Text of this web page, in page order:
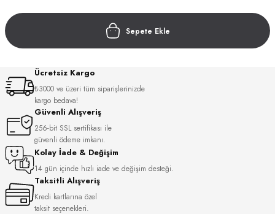
Sepete Ekle
Ücretsiz Kargo
₺3000 ve üzeri tüm siparişlerinizde
kargo bedava!
Güvenli Alışveriş
256-bit SSL sertifikası ile
güvenli ödeme imkanı.
Kolay İade & Değişim
14 gün içinde hızlı iade ve değişim desteği.
Taksitli Alışveriş
Kredi kartlarına özel
taksit seçenekleri.